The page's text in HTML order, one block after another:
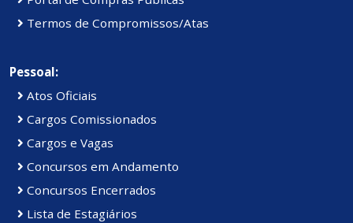
Termos de Compromissos/Atas
Pessoal:
Atos Oficiais
Cargos Comissionados
Cargos e Vagas
Concursos em Andamento
Concursos Encerrados
Lista de Estagiários